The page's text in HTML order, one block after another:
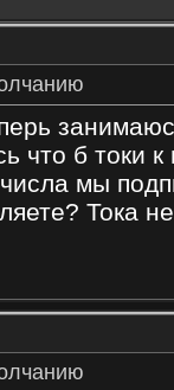
что б токи
числа мы
Тока